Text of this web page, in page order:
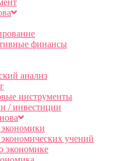
финансы
анализ
инструменты
/ инвестиции
учений
экономике